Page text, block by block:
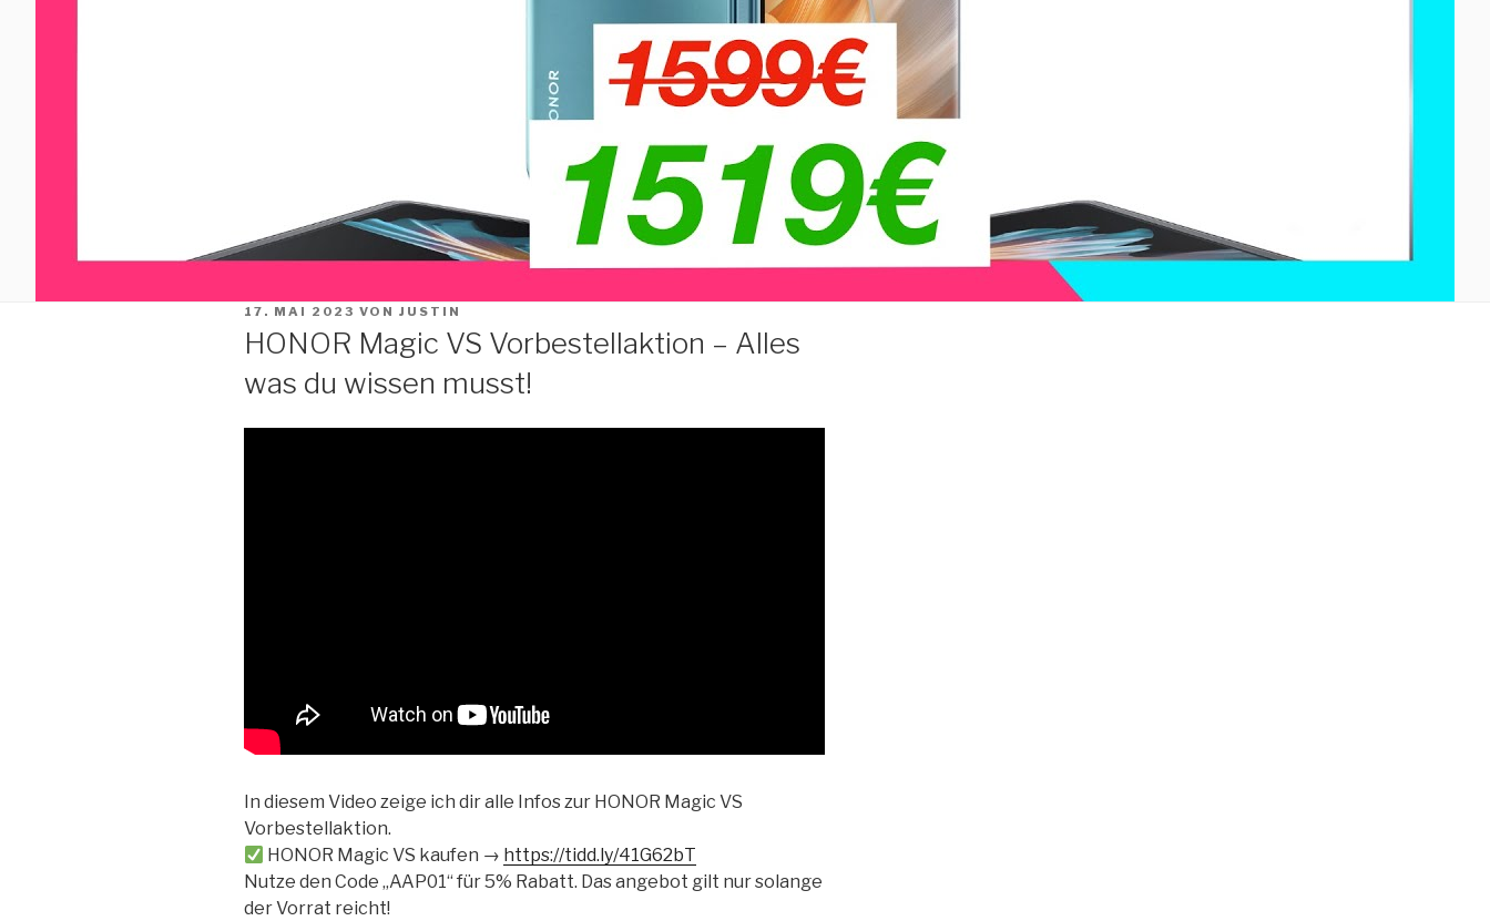
VERÖFFENTLICHT
17. MAI 2023 VON JUSTIN
HONOR Magic VS Vorbestellaktion – Alles
was du wissen musst!
In diesem Video zeige ich dir alle Infos zur HONOR Magic VS
Vorbestellaktion.
HONOR Magic VS kaufen → https://tidd.ly/41G62bT
Nutze den Code „AAP01“ für 5% Rabatt. Das angebot gilt nur solange
der Vorrat reicht!